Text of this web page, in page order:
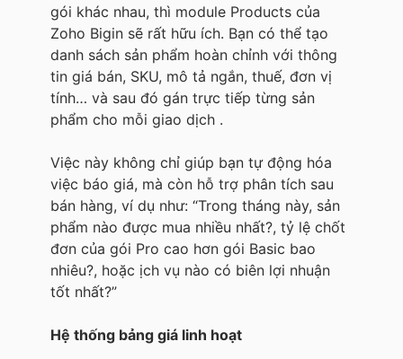
gói khác nhau, thì module Products của
Zoho Bigin sẽ rất hữu ích. Bạn có thể tạo
danh sách sản phẩm hoàn chỉnh với thông
tin giá bán, SKU, mô tả ngắn, thuế, đơn vị
tính… và sau đó gán trực tiếp từng sản
phẩm cho mỗi giao dịch .
Việc này không chỉ giúp bạn tự động hóa
việc báo giá, mà còn hỗ trợ phân tích sau
bán hàng, ví dụ như: “Trong tháng này, sản
phẩm nào được mua nhiều nhất?, tỷ lệ chốt
đơn của gói Pro cao hơn gói Basic bao
nhiêu?, hoặc ịch vụ nào có biên lợi nhuận
tốt nhất?”
Hệ thống bảng giá linh hoạt